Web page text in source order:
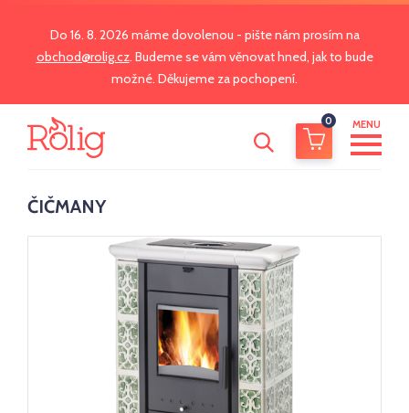
Do 16. 8. 2026 máme dovolenou - pište nám prosím na
obchod@rolig.cz. Budeme se vám věnovat hned, jak to bude
možné. Děkujeme za pochopení.
0 MENU
ČIČMANY